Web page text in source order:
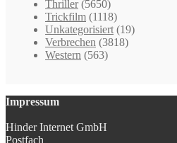
Thriller (5650)
Trickfilm (1118)
Unkategorisiert (19)
Verbrechen (3818)
Western (563)
Impressum
Hinder Internet GmbH
Postfach